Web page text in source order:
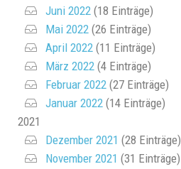
Juni 2022 (18 Einträge)
Mai 2022 (26 Einträge)
April 2022 (11 Einträge)
März 2022 (4 Einträge)
Februar 2022 (27 Einträge)
Januar 2022 (14 Einträge)
2021
Dezember 2021 (28 Einträge)
November 2021 (31 Einträge)